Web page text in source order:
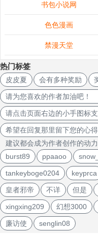
书包小说网
色色漫画
禁漫天堂
热门标签
皮皮夏 会有多种奖励
请为您喜欢的作者加油
请点击页面右边的小手
希望在回复那里留下您
建议都会成为作者创作的动力
burst89
ppaaoo
tankeyboge0204 keyprca
皇者邪帝 不详 但是
xingxing209 幻想3000
廉访使 senglin08